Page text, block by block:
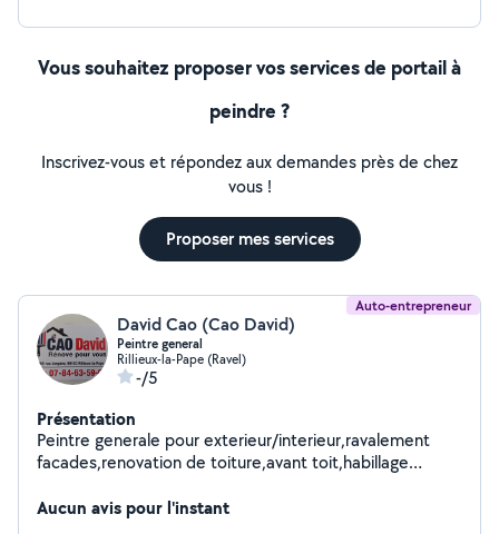
Vous souhaitez proposer vos services de portail à
peindre ?
Inscrivez-vous et répondez aux demandes près de chez
vous !
Proposer mes services
Auto-entrepreneur
David Cao (Cao David)
Peintre general
Rillieux-la-Pape (Ravel)
-/5
Présentation
Peintre generale pour exterieur/interieur,ravalement
facades,renovation de toiture,avant toit,habillage
genre,volets tout
Aucun avis pour l'instant